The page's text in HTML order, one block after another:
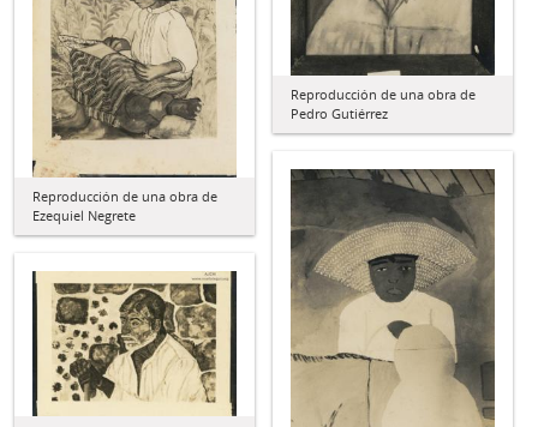
Reproducción de una obra de
Pedro Gutiérrez
Reproducción de una obra de
Ezequiel Negrete